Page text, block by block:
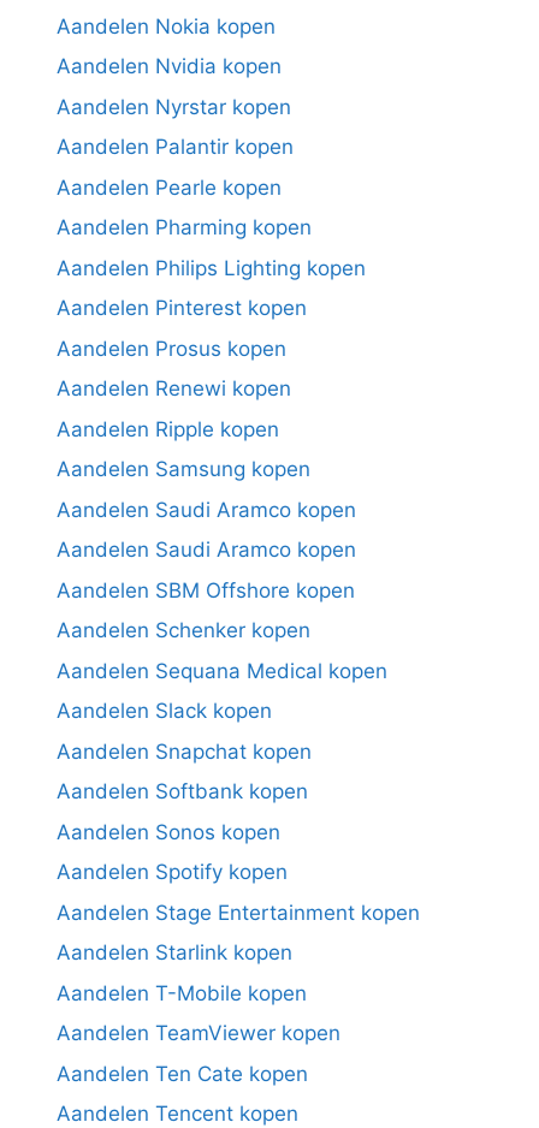
Aandelen Nokia kopen
Aandelen Nvidia kopen
Aandelen Nyrstar kopen
Aandelen Palantir kopen
Aandelen Pearle kopen
Aandelen Pharming kopen
Aandelen Philips Lighting kopen
Aandelen Pinterest kopen
Aandelen Prosus kopen
Aandelen Renewi kopen
Aandelen Ripple kopen
Aandelen Samsung kopen
Aandelen Saudi Aramco kopen
Aandelen Saudi Aramco kopen
Aandelen SBM Offshore kopen
Aandelen Schenker kopen
Aandelen Sequana Medical kopen
Aandelen Slack kopen
Aandelen Snapchat kopen
Aandelen Softbank kopen
Aandelen Sonos kopen
Aandelen Spotify kopen
Aandelen Stage Entertainment kopen
Aandelen Starlink kopen
Aandelen T-Mobile kopen
Aandelen TeamViewer kopen
Aandelen Ten Cate kopen
Aandelen Tencent kopen